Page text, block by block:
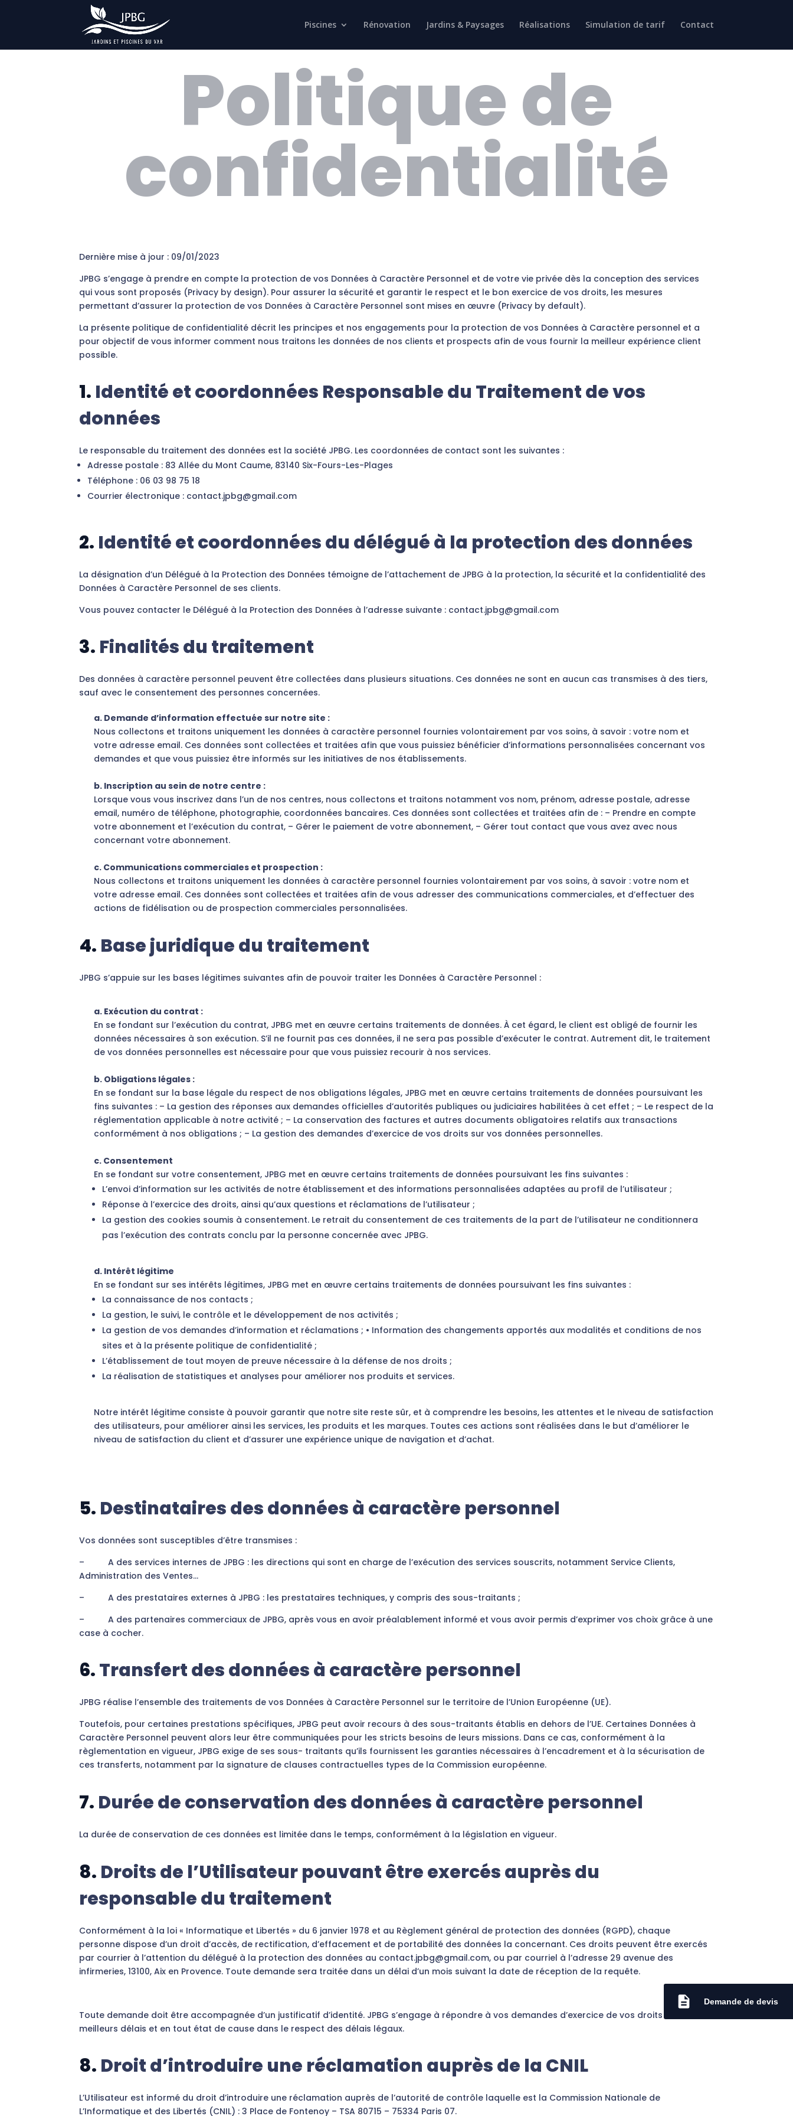
description Demande de devis
Piscines Rénovation Jardins & Paysages Réalisations Simulation de tarif Contact
Politique de
confidentialité
Dernière mise à jour : 09/01/2023
JPBG s’engage à prendre en compte la protection de vos Données à Caractère Personnel et de votre vie privée dès la conception des services
qui vous sont proposés (Privacy by design). Pour assurer la sécurité et garantir le respect et le bon exercice de vos droits, les mesures
permettant d’assurer la protection de vos Données à Caractère Personnel sont mises en œuvre (Privacy by default).
La présente politique de confidentialité décrit les principes et nos engagements pour la protection de vos Données à Caractère personnel et a
pour objectif de vous informer comment nous traitons les données de nos clients et prospects afin de vous fournir la meilleur expérience client
possible.
1. Identité et coordonnées Responsable du Traitement de vos
données
Le responsable du traitement des données est la société JPBG. Les coordonnées de contact sont les suivantes :
Adresse postale : 83 Allée du Mont Caume, 83140 Six-Fours-Les-Plages
Téléphone : 06 03 98 75 18
Courrier électronique : contact.jpbg@gmail.com
2. Identité et coordonnées du délégué à la protection des données
La désignation d’un Délégué à la Protection des Données témoigne de l’attachement de JPBG à la protection, la sécurité et la confidentialité des
Données à Caractère Personnel de ses clients.
Vous pouvez contacter le Délégué à la Protection des Données à l’adresse suivante : contact.jpbg@gmail.com
3. Finalités du traitement
Des données à caractère personnel peuvent être collectées dans plusieurs situations. Ces données ne sont en aucun cas transmises à des tiers,
sauf avec le consentement des personnes concernées.
a. Demande d’information effectuée sur notre site :
Nous collectons et traitons uniquement les données à caractère personnel fournies volontairement par vos soins, à savoir : votre nom et
votre adresse email. Ces données sont collectées et traitées afin que vous puissiez bénéficier d’informations personnalisées concernant vos
demandes et que vous puissiez être informés sur les initiatives de nos établissements.
b. Inscription au sein de notre centre :
Lorsque vous vous inscrivez dans l’un de nos centres, nous collectons et traitons notamment vos nom, prénom, adresse postale, adresse
email, numéro de téléphone, photographie, coordonnées bancaires. Ces données sont collectées et traitées afin de : – Prendre en compte
votre abonnement et l’exécution du contrat, – Gérer le paiement de votre abonnement, – Gérer tout contact que vous avez avec nous
concernant votre abonnement.
c. Communications commerciales et prospection :
Nous collectons et traitons uniquement les données à caractère personnel fournies volontairement par vos soins, à savoir : votre nom et
votre adresse email. Ces données sont collectées et traitées afin de vous adresser des communications commerciales, et d’effectuer des
actions de fidélisation ou de prospection commerciales personnalisées.
4. Base juridique du traitement
JPBG s’appuie sur les bases légitimes suivantes afin de pouvoir traiter les Données à Caractère Personnel :
a. Exécution du contrat :
En se fondant sur l’exécution du contrat, JPBG met en œuvre certains traitements de données. À cet égard, le client est obligé de fournir les
données nécessaires à son exécution. S’il ne fournit pas ces données, il ne sera pas possible d’exécuter le contrat. Autrement dit, le traitement
de vos données personnelles est nécessaire pour que vous puissiez recourir à nos services.
b. Obligations légales :
En se fondant sur la base légale du respect de nos obligations légales, JPBG met en œuvre certains traitements de données poursuivant les
fins suivantes : – La gestion des réponses aux demandes officielles d’autorités publiques ou judiciaires habilitées à cet effet ; – Le respect de la
réglementation applicable à notre activité ; – La conservation des factures et autres documents obligatoires relatifs aux transactions
conformément à nos obligations ; – La gestion des demandes d’exercice de vos droits sur vos données personnelles.
c. Consentement
En se fondant sur votre consentement, JPBG met en œuvre certains traitements de données poursuivant les fins suivantes :
L’envoi d’information sur les activités de notre établissement et des informations personnalisées adaptées au profil de l’utilisateur ;
Réponse à l’exercice des droits, ainsi qu’aux questions et réclamations de l’utilisateur ;
La gestion des cookies soumis à consentement. Le retrait du consentement de ces traitements de la part de l’utilisateur ne conditionnera
pas l’exécution des contrats conclu par la personne concernée avec JPBG.
d. Intérêt légitime
En se fondant sur ses intérêts légitimes, JPBG met en œuvre certains traitements de données poursuivant les fins suivantes :
La connaissance de nos contacts ;
La gestion, le suivi, le contrôle et le développement de nos activités ;
La gestion de vos demandes d’information et réclamations ; • Information des changements apportés aux modalités et conditions de nos
sites et à la présente politique de confidentialité ;
L’établissement de tout moyen de preuve nécessaire à la défense de nos droits ;
La réalisation de statistiques et analyses pour améliorer nos produits et services.
Notre intérêt légitime consiste à pouvoir garantir que notre site reste sûr, et à comprendre les besoins, les attentes et le niveau de satisfaction
des utilisateurs, pour améliorer ainsi les services, les produits et les marques. Toutes ces actions sont réalisées dans le but d’améliorer le
niveau de satisfaction du client et d’assurer une expérience unique de navigation et d’achat.
5. Destinataires des données à caractère personnel
Vos données sont susceptibles d’être transmises :
– A des services internes de JPBG : les directions qui sont en charge de l’exécution des services souscrits, notamment Service Clients,
Administration des Ventes…
– A des prestataires externes à JPBG : les prestataires techniques, y compris des sous-traitants ;
– A des partenaires commerciaux de JPBG, après vous en avoir préalablement informé et vous avoir permis d’exprimer vos choix grâce à une
case à cocher.
6.Transfert des données à caractère personnel
JPBG réalise l’ensemble des traitements de vos Données à Caractère Personnel sur le territoire de l’Union Européenne (UE).
Toutefois, pour certaines prestations spécifiques, JPBG peut avoir recours à des sous-traitants établis en dehors de l’UE. Certaines Données à
Caractère Personnel peuvent alors leur être communiquées pour les stricts besoins de leurs missions. Dans ce cas, conformément à la
règlementation en vigueur, JPBG exige de ses sous- traitants qu’ils fournissent les garanties nécessaires à l’encadrement et à la sécurisation de
ces transferts, notamment par la signature de clauses contractuelles types de la Commission européenne.
7. Durée de conservation des données à caractère personnel
La durée de conservation de ces données est limitée dans le temps, conformément à la législation en vigueur.
8. Droits de l’Utilisateur pouvant être exercés auprès du
responsable du traitement
Conformément à la loi « Informatique et Libertés » du 6 janvier 1978 et au Règlement général de protection des données (RGPD), chaque
personne dispose d’un droit d’accès, de rectification, d’effacement et de portabilité des données la concernant. Ces droits peuvent être exercés
par courrier à l’attention du délégué à la protection des données au contact.jpbg@gmail.com, ou par courriel à l’adresse 29 avenue des
infirmeries, 13100, Aix en Provence. Toute demande sera traitée dans un délai d’un mois suivant la date de réception de la requête.
Toute demande doit être accompagnée d’un justificatif d’identité. JPBG s’engage à répondre à vos demandes d’exercice de vos droits dans les
meilleurs délais et en tout état de cause dans le respect des délais légaux.
8. Droit d’introduire une réclamation auprès de la CNIL
L’Utilisateur est informé du droit d’introduire une réclamation auprès de l’autorité de contrôle laquelle est la Commission Nationale de
L’Informatique et des Libertés (CNIL) : 3 Place de Fontenoy – TSA 80715 – 75334 Paris 07.